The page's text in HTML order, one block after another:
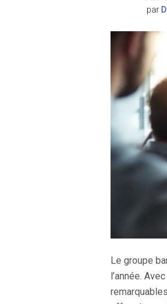
par
Le groupe
l’année.